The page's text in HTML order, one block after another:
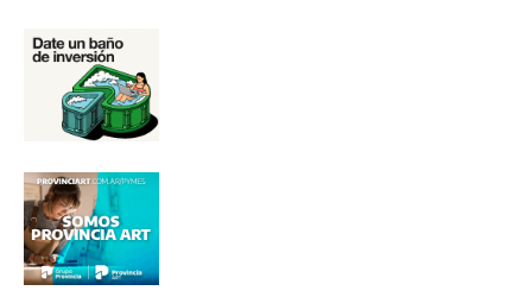
Apellidos
Número de teléfono